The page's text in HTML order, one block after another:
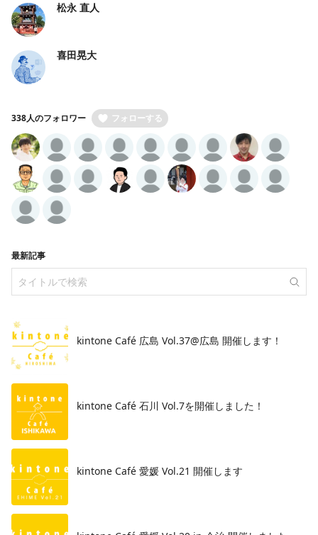
松永 直人
喜田晃大
338人のフォロワー フォローする
最新記事
kintone Café 広島 Vol.37@広島 開催します！
​kintone Café 石川 Vol.7を開催しました！
kintone Café 愛媛 Vol.21 開催します